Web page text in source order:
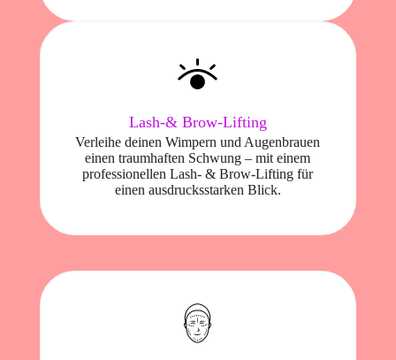
Lash-& Brow-Lifting
Verleihe deinen Wimpern und Augenbrauen
einen traumhaften Schwung – mit einem
professionellen Lash- & Brow-Lifting für
einen ausdrucksstarken Blick.